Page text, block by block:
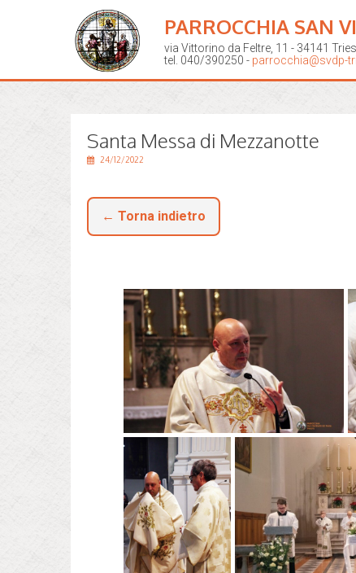
PARROCCHIA SAN
via Vittorino da Feltre, 11 - 34141
tel. 040/390250 - parrocchia@svdp-
Santa Messa di Mezzanotte
24/12/2022
← Torna indietro